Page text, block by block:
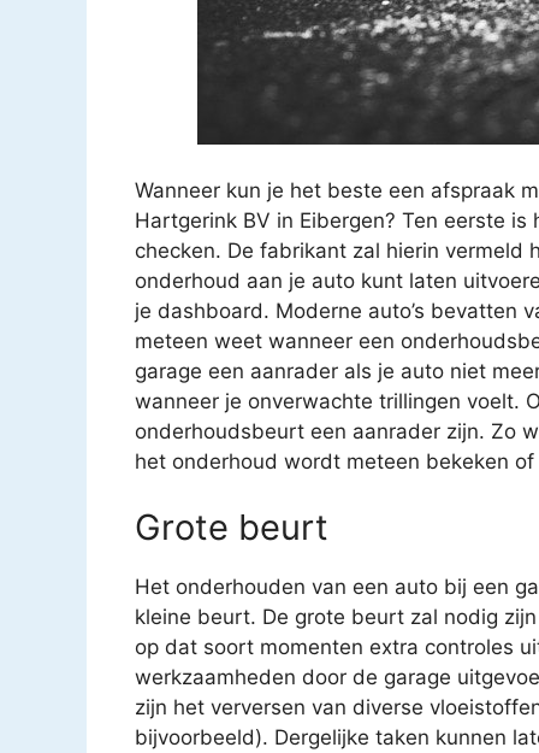
Wanneer kun je het beste een afspraak
Hartgerink BV in Eibergen? Ten eerste
checken. De fabrikant zal hierin
onderhoud aan je auto kunt laten
je dashboard. Moderne auto’s bevatten
meteen weet wanneer een
garage een aanrader als je auto niet
wanneer je onverwachte trillingen voelt.
onderhoudsbeurt een aanrader zijn. Zo
het onderhoud wordt meteen bekeken
Grote beurt
Het onderhouden van een auto bij een
kleine beurt. De grote beurt zal nodig
op dat soort momenten extra controles
werkzaamheden door de garage
zijn het verversen van diverse
bijvoorbeeld). Dergelijke taken kunnen